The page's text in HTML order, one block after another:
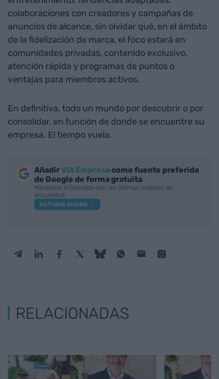
colaboraciones con creadores y campañas de
anuncios de alcance, sin olvidar qué, en el ámbito
de la fidelización de marca, el foco estará en
comunidades privadas, contenido exclusivo,
atención rápida y programas de puntos o
ventajas para miembros activos.
En definitiva, todo un mundo por descubrir o por
consolidar, en función de donde se encuentre su
empresa. El tiempo vuela.
AñadirVIA Empresa como fuente preferida
de Google de forma gratuita
Mantente informado con las últimas noticias de
actualidad
ACTIVAR AHORA
RELACIONADAS